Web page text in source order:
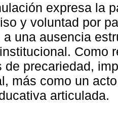
expresa la
y voluntad por
a una ausencia
Como
de precariedad,
más como un
articulada.